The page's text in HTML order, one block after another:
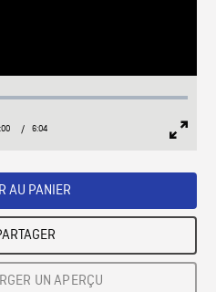
Current/ Duration
6:04
AU PANIER
UN APERÇU